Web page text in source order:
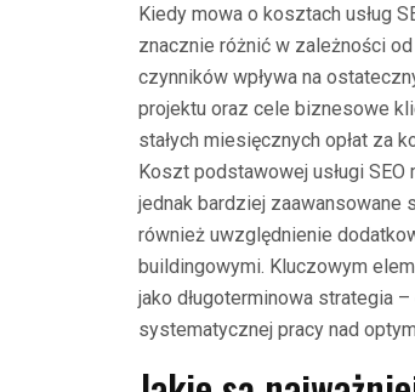
Kiedy mowa o kosztach usług
znacznie różnić w zależności
czynników wpływa na
projektu oraz cele biznesowe
stałych miesięcznych opłat za
Koszt podstawowej usługi
jednak bardziej zaawansowane
również uwzględnienie
buildingowymi. Kluczowym
jako długoterminowa strategia
systematycznej pracy nad